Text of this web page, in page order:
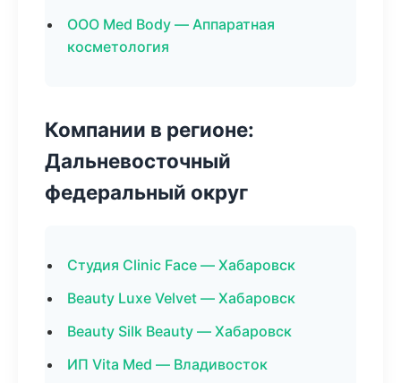
ООО Med Body — Аппаратная
косметология
Компании в регионе:
Дальневосточный
федеральный округ
Студия Clinic Face — Хабаровск
Beauty Luxe Velvet — Хабаровск
Beauty Silk Beauty — Хабаровск
ИП Vita Med — Владивосток